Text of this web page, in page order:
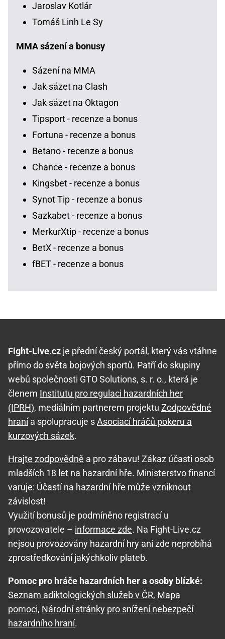
Jaroslav Kotlár
Tomáš Linh Le Sy
MMA sázení a bonusy
Sázení na MMA
Jak sázet na Clash
Jak sázet na Oktagon
Tipsport - recenze a bonus
Fortuna - recenze a bonus
Betano - recenze a bonus
Chance - recenze a bonus
Kingsbet - recenze a bonus
Synot Tip - recenze a bonus
Sazkabet - recenze a bonus
MerkurXtip - recenze a bonus
BetX - recenze a bonus
fBET - recenze a bonus
Fight-Live.cz je přední český portál, který vás vtáhne
přímo do světa bojových sportů. Patří do skupiny
webů společnosti GTO Solutions, s. r. o., která je
členem Institutu pro regulaci hazardních her
(IPRH), mediálním partnerem projektu Zodpovědné
hranía spolupracuje sAsociací hráčů pokeru a
kurzových sázek.
Hrajte zodpovědně a pro zábavu! Zákaz účasti osob
mladších 18 let na hazardní hře. Ministerstvo financí
varuje: Účastí na hazardní hře může vzniknout
závislost!
Využití bonusů je podmíněno registrací u
provozovatele – informace zde. Na Fight-Live.cz
nejsou provozovány hazardní hry ani zde neprobíhá
zprostředkování jakýchkoliv plateb.
Pomoc pro hráče hazardních her a osoby blízké:
Seznam adiktologických služeb v ČR, Mapa
pomoci, Národní stránky pro snížení nebezpečí
hazardního hraní.